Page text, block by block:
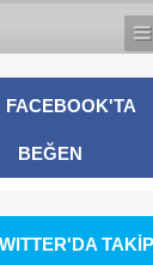
halk sandık
Turan Obalı
FACEBOOK'TA
BEĞEN
TAKİP